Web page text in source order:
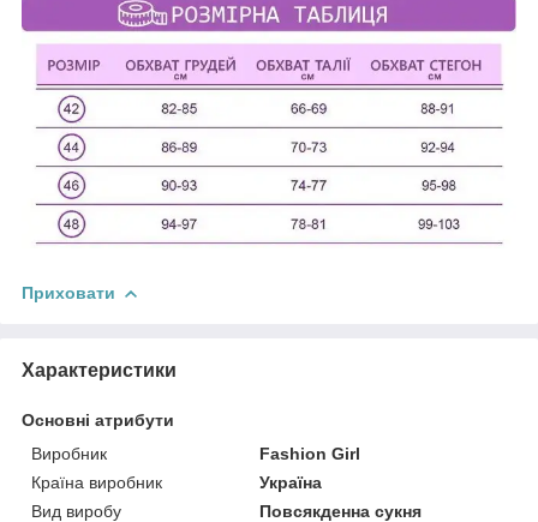
Приховати
Характеристики
Основні атрибути
Виробник
Fashion Girl
Країна виробник
Україна
Вид виробу
Повсякденна сукня